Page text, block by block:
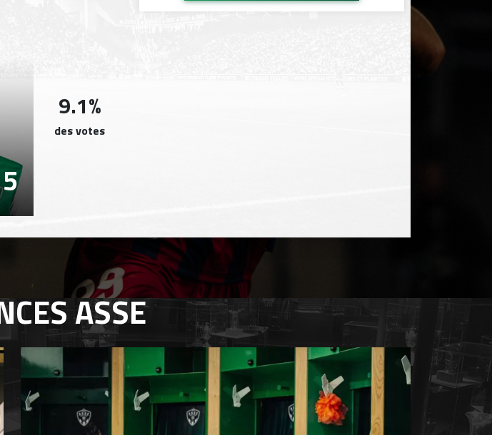
5
9.1%
des votes
ASSE